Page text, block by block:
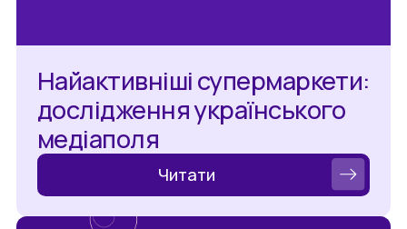
Найактивніші супермаркети:
дослідження українського
медіаполя
Читати